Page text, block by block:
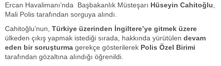
Ercan Havalimanı’nda Başbakanlık Müsteşarı Hüseyin Cahitoğlu
Mali Polis tarafından sorguya alındı.
Cahitoğlu’nun, Türkiye üzerinden İngiltere’ye gitmek üzere
ülkeden çıkış yapmak istediği sırada, hakkında yürütülen devam
eden bir soruşturma gerekçe gösterilerek Polis Özel Birimi
tarafından gözaltına alındığı öğrenildi.